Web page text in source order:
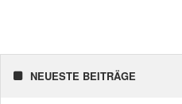
NEUESTE BEITRÄGE